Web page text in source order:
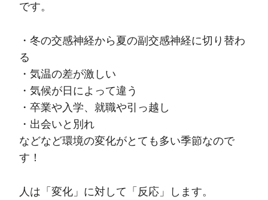
です。
・冬の交感神経から夏の副交感神経に切り替わ
る
・気温の差が激しい
・気候が日によって違う
・卒業や入学、就職や引っ越し
・出会いと別れ
などなど環境の変化がとても多い季節なので
す！
人は「変化」に対して「反応」します。